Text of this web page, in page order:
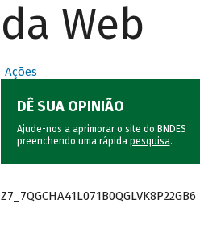
da Web
Ações
DÊ SUA OPINIÃO
Ajude-nos a aprimorar o site do BNDES
preenchendo uma rápida pesquisa.
Z7_7QGCHA41L071B0QGLVK8P22GB6